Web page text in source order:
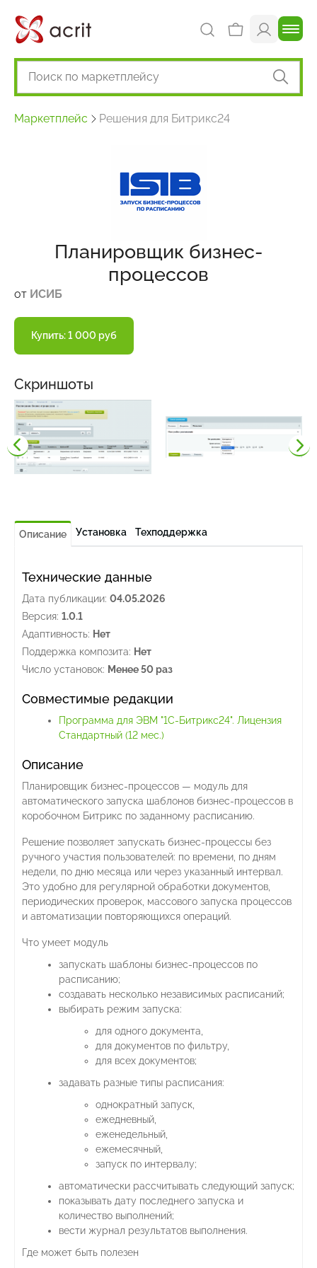
Маркетплейс Решения для Битрикс24
Планировщик бизнес-
процессов
от ИСИБ
Купить: 1 000 руб
Скриншоты
Описание Установка Техподдержка
Технические данные
Дата публикации: 04.05.2026
Версия: 1.0.1
Адаптивность: Нет
Поддержка композита: Нет
Число установок: Менее 50 раз
Совместимые редакции
Программа для ЭВМ "1С-Битрикс24". Лицензия
Стандартный (12 мес.)
Описание
Планировщик бизнес-процессов — модуль для
автоматического запуска шаблонов бизнес-процессов в
коробочном Битрикс по заданному расписанию.
Решение позволяет запускать бизнес-процессы без
ручного участия пользователей: по времени, по дням
недели, по дню месяца или через указанный интервал.
Это удобно для регулярной обработки документов,
периодических проверок, массового запуска процессов
и автоматизации повторяющихся операций.
Что умеет модуль
запускать шаблоны бизнес-процессов по
расписанию;
создавать несколько независимых расписаний;
выбирать режим запуска:
для одного документа,
для документов по фильтру,
для всех документов;
задавать разные типы расписания:
однократный запуск,
ежедневный,
еженедельный,
ежемесячный,
запуск по интервалу;
автоматически рассчитывать следующий запуск;
показывать дату последнего запуска и
количество выполнений;
вести журнал результатов выполнения.
Где может быть полезен